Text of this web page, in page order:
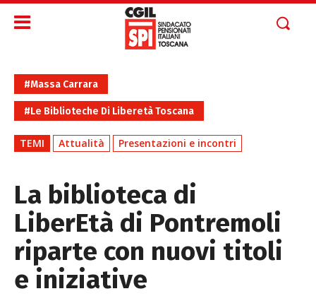
#Massa Carrara
#Le Biblioteche Di Liberetà Toscana
TEMI Attualità Presentazioni e incontri
La biblioteca di
LiberEtà di Pontremoli
riparte con nuovi titoli
e iniziative